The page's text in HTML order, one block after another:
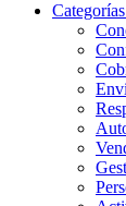
Categorías